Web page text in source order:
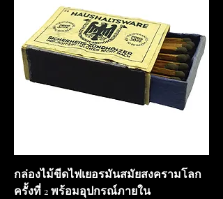
กล่องไม้ขีดไฟเยอรมันสมัยสงครามโลก
ครั้งที่ 2 พร้อมอุปกรณ์ภายใน